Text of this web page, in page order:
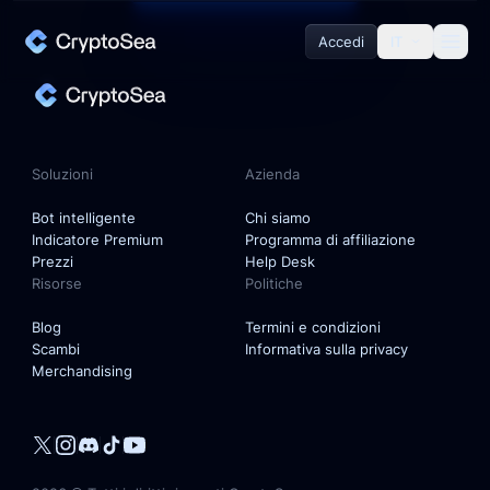
Accedi IT
Soluzioni
Bot intelligente
Indicatore Premium
Chi siamo
Soluzioni
Bot intelligente
Indicatore Premium
Prezzi
Azienda
Chi siamo
Programma di affiliazione
Help Desk
Risorse
Blog
Scambi
Merchandising
Politiche
Termini e condizioni
Informativa sulla privacy